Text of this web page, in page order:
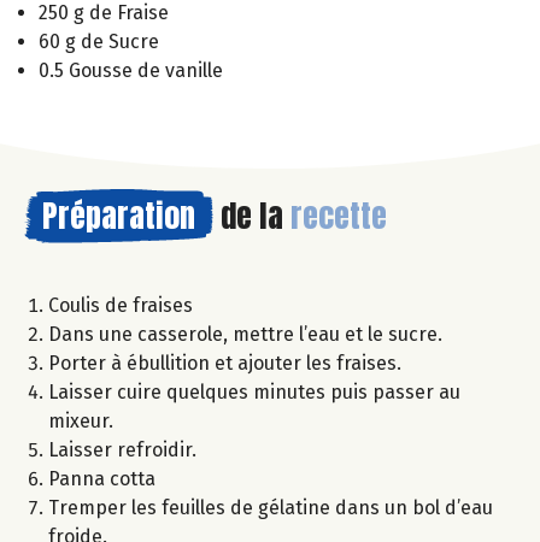
250 g de Fraise
60 g de Sucre
0.5 Gousse de vanille
Préparation de la recette
Coulis de fraises
Dans une casserole, mettre l’eau et le sucre.
Porter à ébullition et ajouter les fraises.
Laisser cuire quelques minutes puis passer au
mixeur.
Laisser refroidir.
Panna cotta
Tremper les feuilles de gélatine dans un bol d’eau
froide.